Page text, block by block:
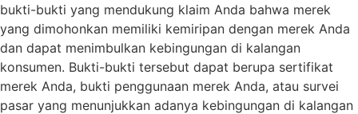
bukti-bukti yang mendukung klaim Anda bahwa merek
yang dimohonkan memiliki kemiripan dengan merek Anda
dan dapat menimbulkan kebingungan di kalangan
konsumen. Bukti-bukti tersebut dapat berupa sertifikat
merek Anda, bukti penggunaan merek Anda, atau survei
pasar yang menunjukkan adanya kebingungan di kalangan